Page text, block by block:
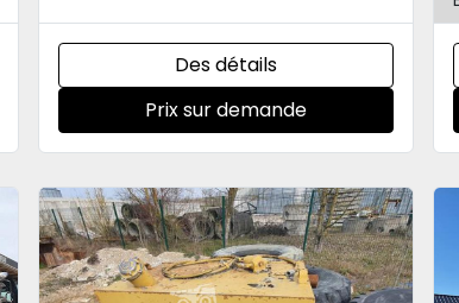
Des détails
Prix sur demande